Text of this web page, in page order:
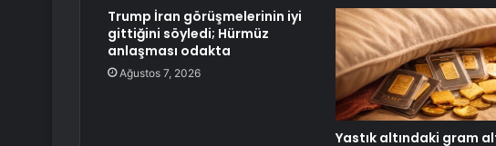
Trump İran görüşmelerinin iyi
gittiğini söyledi; Hürmüz
anlaşması odakta
Ağustos 7, 2026
Yastık altındaki gram